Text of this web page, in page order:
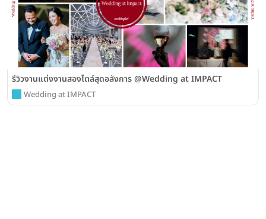
รีวิวงานแต่งงานสองไตล์สุดอลังการ @Wedding at IMPACT
Wedding at IMPACT